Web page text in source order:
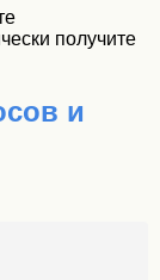
получите
и